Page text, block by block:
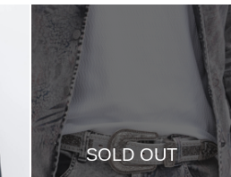
SOLD OUT